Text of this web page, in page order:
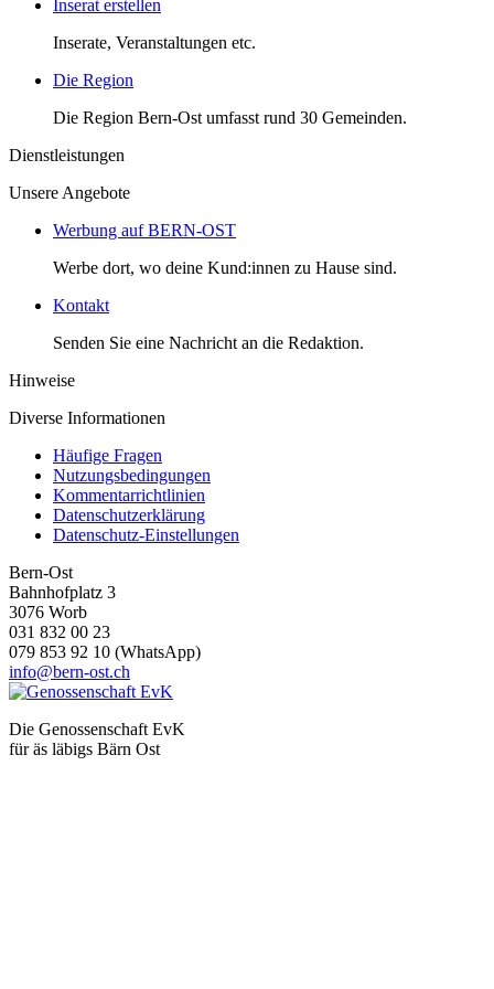
Inserat erstellen
Inserate, Veranstaltungen etc.
Die Region
Die Region Bern-Ost umfasst rund 30 Gemeinden.
Dienstleistungen
Unsere Angebote
Werbung auf BERN-OST
Werbe dort, wo deine Kund:innen zu Hause sind.
Kontakt
Senden Sie eine Nachricht an die Redaktion.
Hinweise
Diverse Informationen
Häufige Fragen
Nutzungsbedingungen
Kommentarrichtlinien
Datenschutzerklärung
Datenschutz-Einstellungen
Bern-Ost
Bahnhofplatz 3
3076 Worb
031 832 00 23
079 853 92 10 (WhatsApp)
info@bern-ost.ch
Die Genossenschaft EvK
für äs läbigs Bärn Ost